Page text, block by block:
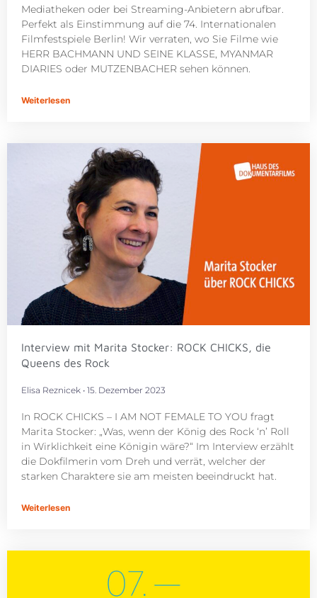
Mediatheken oder bei Streaming-Anbietern abrufbar.
Perfekt als Einstimmung auf die 74. Internationalen
Filmfestspiele Berlin! Wir verraten, wo Sie Filme wie
HERR BACHMANN UND SEINE KLASSE, MYANMAR
DIARIES oder MUTZENBACHER sehen können.
Weiterlesen
Interview mit Marita Stocker: ROCK CHICKS, die
Queens des Rock
Elisa Reznicek 15. Dezember 2023
In ROCK CHICKS – I AM NOT FEMALE TO YOU fragt
Marita Stocker: „Was, wenn der König des Rock ‘n’ Roll
in Wirklichkeit eine Königin wäre?“ Im Interview erzählt
die Dokfilmerin vom Dreh und verrät, welcher der
starken Charaktere sie am meisten beeindruckt hat.
Weiterlesen